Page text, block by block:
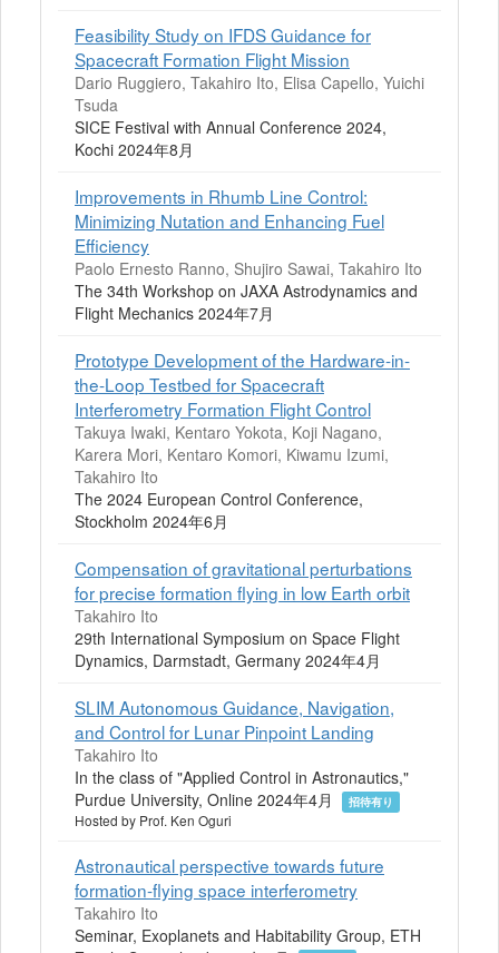
Feasibility Study on IFDS Guidance for
Spacecraft Formation Flight Mission
Dario Ruggiero, Takahiro Ito, Elisa Capello, Yuichi
Tsuda
SICE Festival with Annual Conference 2024,
Kochi 2024年8月
Improvements in Rhumb Line Control:
Minimizing Nutation and Enhancing Fuel
Efficiency
Paolo Ernesto Ranno, Shujiro Sawai, Takahiro Ito
The 34th Workshop on JAXA Astrodynamics and
Flight Mechanics 2024年7月
Prototype Development of the Hardware-in-
the-Loop Testbed for Spacecraft
Interferometry Formation Flight Control
Takuya Iwaki, Kentaro Yokota, Koji Nagano,
Karera Mori, Kentaro Komori, Kiwamu Izumi,
Takahiro Ito
The 2024 European Control Conference,
Stockholm 2024年6月
Compensation of gravitational perturbations
for precise formation flying in low Earth orbit
Takahiro Ito
29th International Symposium on Space Flight
Dynamics, Darmstadt, Germany 2024年4月
SLIM Autonomous Guidance, Navigation,
and Control for Lunar Pinpoint Landing
Takahiro Ito
In the class of "Applied Control in Astronautics,"
Purdue University, Online 2024年4月
招待有り
Hosted by Prof. Ken Oguri
Astronautical perspective towards future
formation-flying space interferometry
Takahiro Ito
Seminar, Exoplanets and Habitability Group, ETH